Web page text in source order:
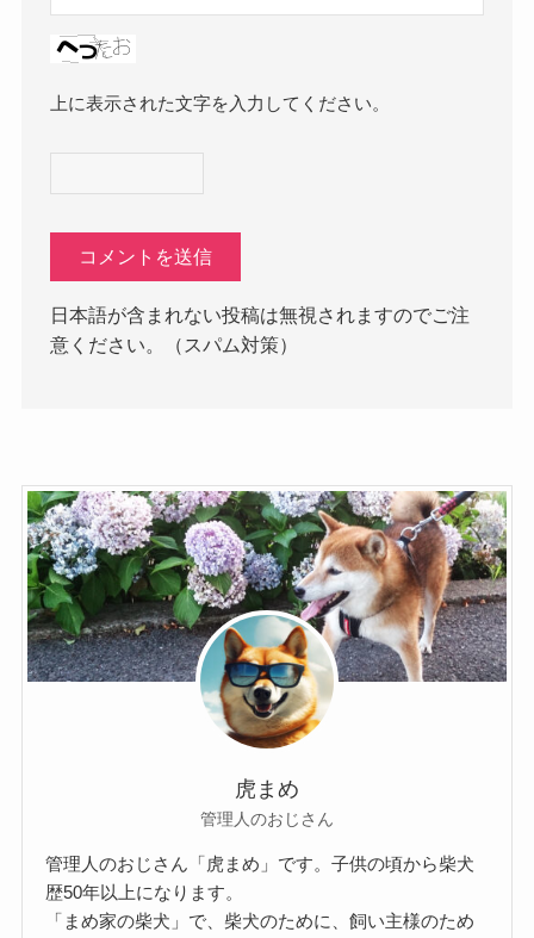
上に表示された文字を入力してください。
日本語が含まれない投稿は無視されますのでご注
意ください。（スパム対策）
虎まめ
管理人のおじさん
管理人のおじさん「虎まめ」です。子供の頃から柴犬
歴50年以上になります。
「まめ家の柴犬」で、柴犬のために、飼い主様のため